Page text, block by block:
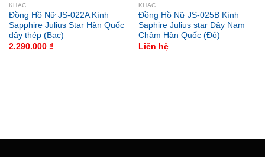
KHÁC
Đồng Hồ Nữ JS-022A Kính
Sapphire Julius Star Hàn Quốc
dây thép (Bạc)
2.290.000 ₫
KHÁC
Đồng Hồ Nữ JS-025B Kính
Saphire Julius star Dây Nam
Châm Hàn Quốc (Đỏ)
Liên hệ